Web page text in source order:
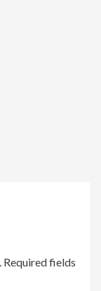
Required fields